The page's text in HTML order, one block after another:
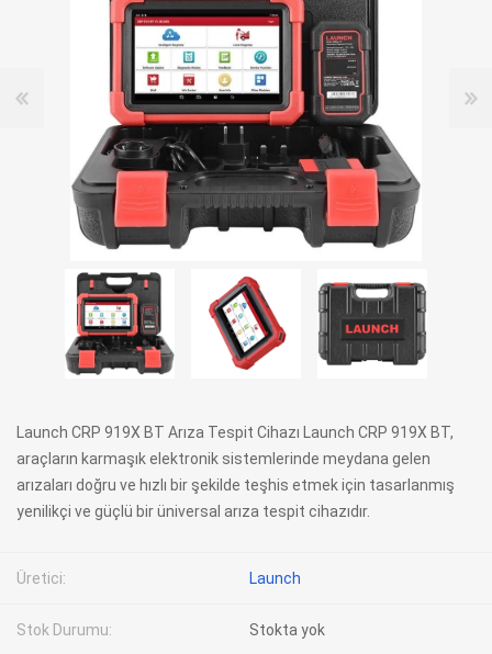
Launch CRP 919X BT Arıza Tespit Cihazı Launch CRP 919X BT,
araçların karmaşık elektronik sistemlerinde meydana gelen
arızaları doğru ve hızlı bir şekilde teşhis etmek için tasarlanmış
yenilikçi ve güçlü bir üniversal arıza tespit cihazıdır.
Üretici: Launch
Stok Durumu: Stokta yok